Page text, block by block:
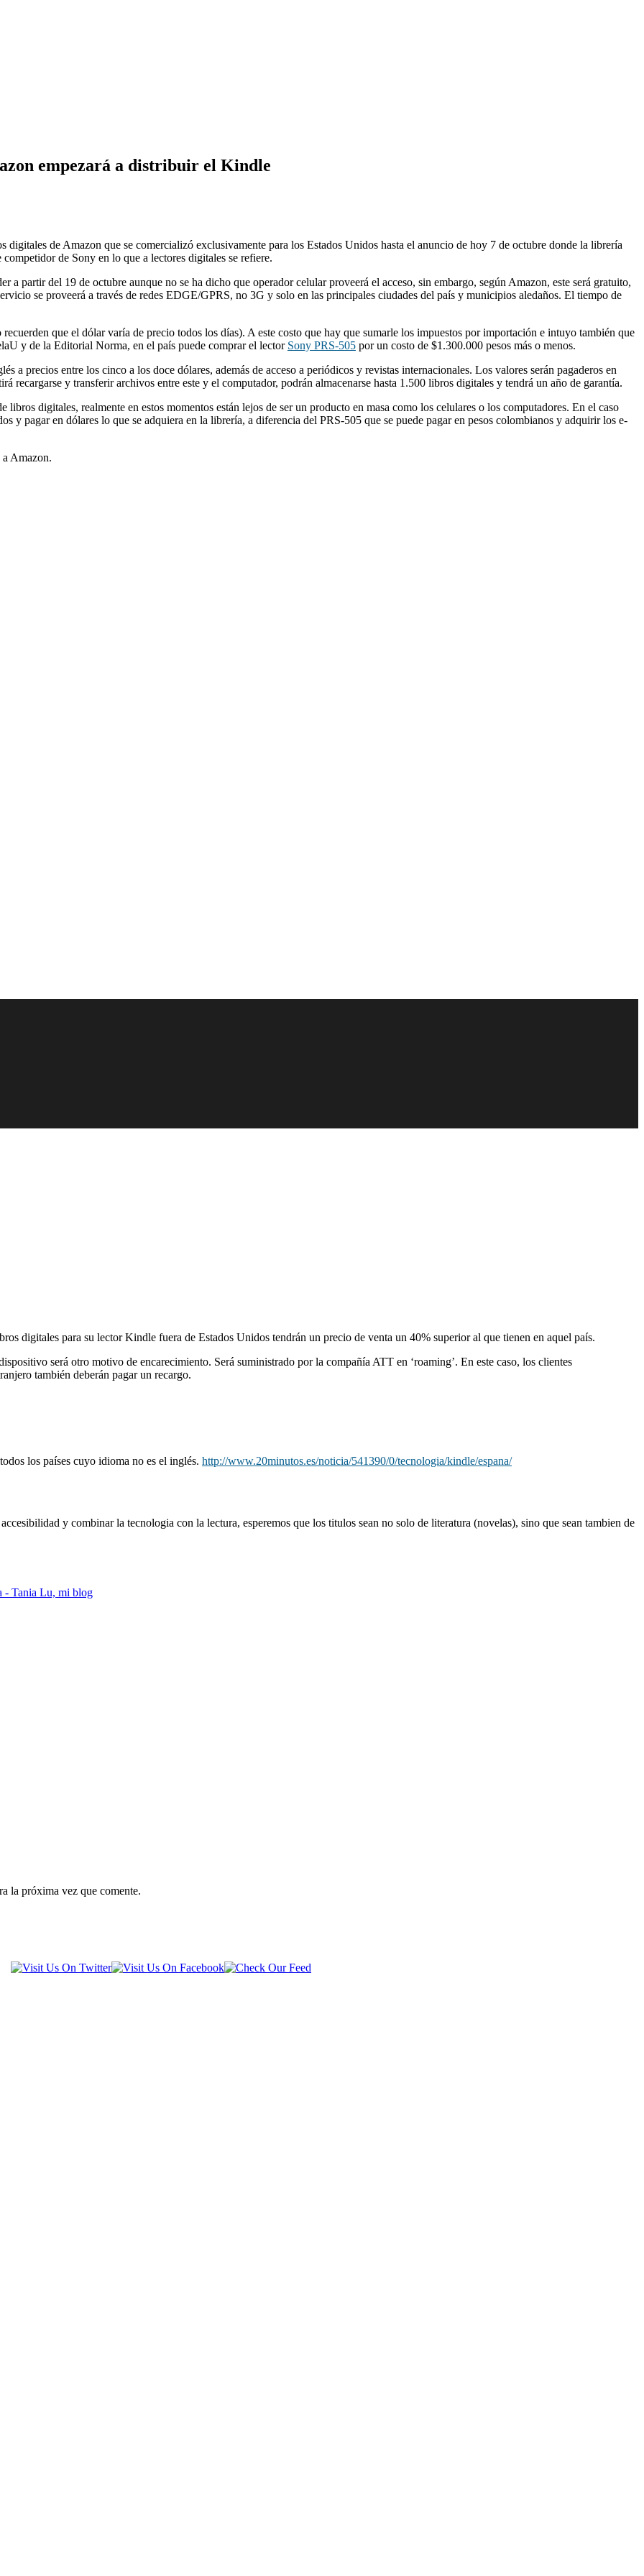
empezará a distribuir el Kindle
digitales de Amazon que se comercializó exclusivamente para los Estados Unidos hasta el anuncio de hoy 7 de octubre donde la librería
de Sony en lo que a lectores digitales se refiere.
a partir del 19 de octubre aunque no se ha dicho que operador celular proveerá el acceso, sin embargo, según Amazon, este será gratuito,
se proveerá a través de redes EDGE/GPRS, no 3G y solo en las principales ciudades del país y municipios aledaños. El tiempo de
que el dólar varía de precio todos los días). A este costo que hay que sumarle los impuestos por importación e intuyo también que
y de la Editorial Norma, en el país puede comprar el lector Sony PRS-505 por un costo de $1.300.000 pesos más o menos.
a precios entre los cinco a los doce dólares, además de acceso a periódicos y revistas internacionales. Los valores serán pagaderos en
recargarse y transferir archivos entre este y el computador, podrán almacenarse hasta 1.500 libros digitales y tendrá un año de garantía.
digitales, realmente en estos momentos están lejos de ser un producto en masa como los celulares o los computadores. En el caso
y pagar en dólares lo que se adquiera en la librería, a diferencia del PRS-505 que se puede pagar en pesos colombianos y adquirir los e-
Amazon.
digitales para su lector Kindle fuera de Estados Unidos tendrán un precio de venta un 40% superior al que tienen en aquel país.
será otro motivo de encarecimiento. Será suministrado por la compañía ATT en ‘roaming’. En este caso, los clientes
también deberán pagar un recargo.
los países cuyo idioma no es el inglés. http://www.20minutos.es/noticia/541390/0/tecnologia/kindle/espana/
y combinar la tecnologia con la lectura, esperemos que los titulos sean no solo de literatura (novelas), sino que sean tambien de
- Tania Lu, mi blog
la próxima vez que comente.